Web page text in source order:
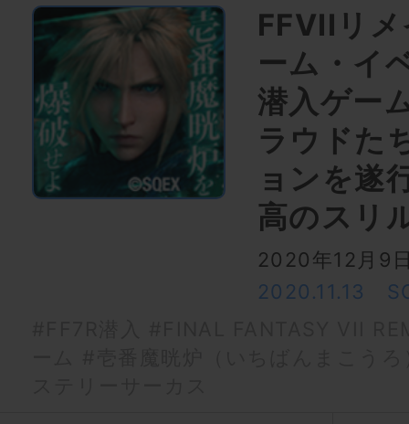
FFVIIリ
ーム・イ
潜入ゲー
ラウドた
ョンを遂
高のスリ
2020年12月9
2020.11.13